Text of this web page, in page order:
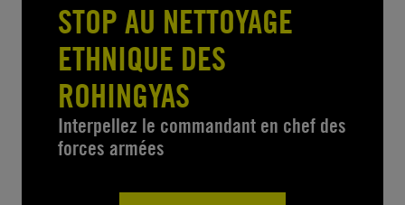
STOP AU NETTOYAGE
ETHNIQUE DES
ROHINGYAS
Interpellez le commandant en chef des
forces armées